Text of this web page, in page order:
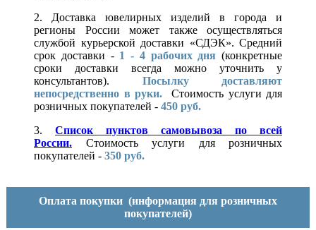
2. Доставка ювелирных изделий в города и
регионы России может также осуществляться
службой курьерской доставки «СДЭК». Средний
срок доставки - 1 - 4 рабочих дня (конкретные
сроки доставки всегда можно уточнить у
консультантов). Посылку доставляют
непосредственно в руки.
Стоимость услуги для
розничных покупателей - 450 руб.
3. Список пунктов самовывоза по всей
России.
Стоимость услуги для розничных
покупателей - 350 руб.
Оплата покупки (информация для розничных
покупателей)